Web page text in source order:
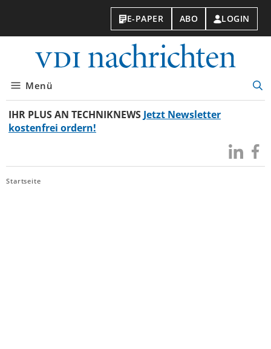
E-PAPER ABO LOGIN
Menü
IHR PLUS AN TECHNIKNEWS Jetzt Newsletter
kostenfrei ordern!
Besuchen
Sie
Sie
Startseite